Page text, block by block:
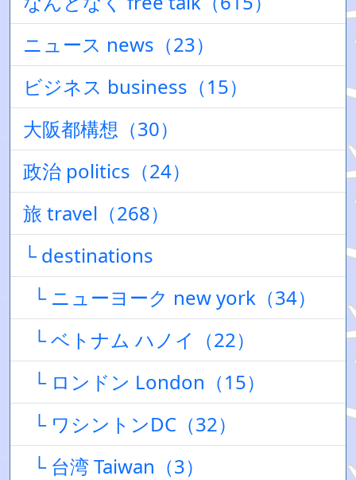
ニュース news（23）
ビジネス business（15）
大阪都構想（30）
政治 politics（24）
旅 travel（268）
└ destinations
└ ニューヨーク new york（34）
└ ベトナム ハノイ（22）
└ ロンドン London（15）
└ ワシントンDC（32）
└ 台湾 Taiwan（3）